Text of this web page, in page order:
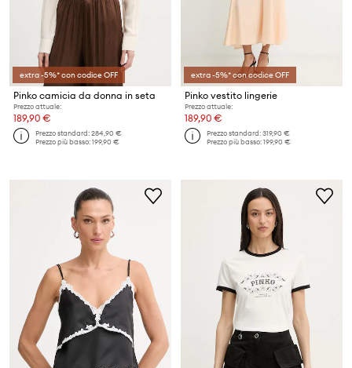
extra -5%* con codice OFF
Pinko camicia da donna in seta
Prezzo attuale:
189,90 €
Prezzo standard:284,90 €
Prezzo più basso:199,90 €
extra -5%* con codice OFF
Pinko vestito lingerie
Prezzo attuale:
189,90 €
Prezzo standard:319,90 €
Prezzo più basso:199,90 €